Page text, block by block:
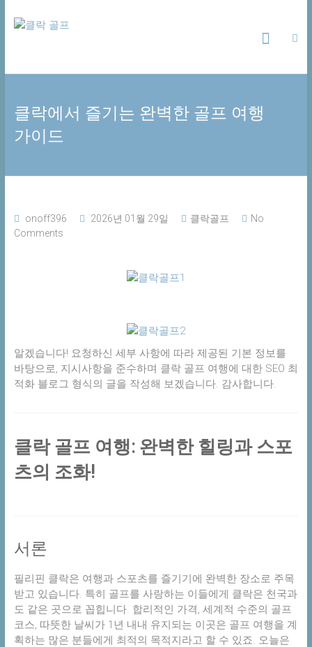
클
프
사
클락에서 즐기는 완벽한 골프 여행
가이드
onoff396 2026년 01월 29일 클락골프
No
Comments
알겠습니다! 요청하신 세부 사항에 따라 제공된 기본 정보를
바탕으로, 지시사항을 준수하며 클락 골프 여행에 대한 SEO 최
적화 블로그 형식의 글을 작성해 보겠습니다. 감사합니다.
클락 골프 여행: 완벽한 힐링과 스포
츠의 조화!
서론
필리핀 클락은 여행과 스포츠를 즐기기에 완벽한 장소로 주목
받고 있습니다. 특히 골프를 사랑하는 이들에게 클락은 천국과
도 같은 곳으로 꼽힙니다. 합리적인 가격, 세계적 수준의 골프
코스, 따뜻한 날씨가 1년 내내 유지되는 이곳은 골프 여행을 계
획하는 많은 분들에게 최적의 목적지라고 할 수 있죠. 오늘은